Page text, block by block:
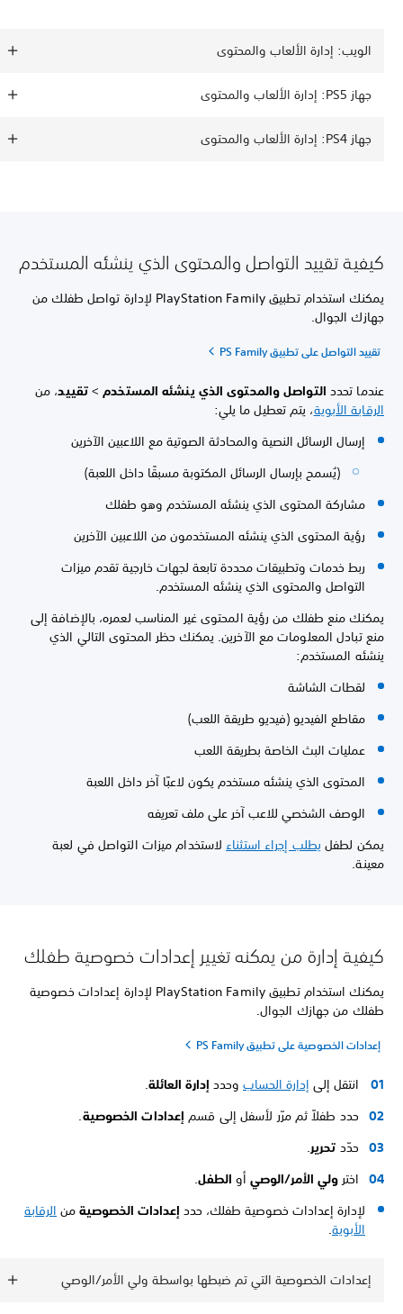
الويب: إدارة الألعاب والمحتوى
جهاز PS5: إدارة الألعاب والمحتوى
جهاز PS4: إدارة الألعاب والمحتوى
كيفية تقييد التواصل والمحتوى الذي ينشئه المستخدم
يمكنك استخدام تطبيق PlayStation Family لإدارة تواصل طفلك من
جهازك الجوال.
تقييد التواصل على تطبيق PS Family
عندما تحددالتواصل والمحتوى الذي ينشئه المستخدم>تقييد، من
الرقابة الأبوية، يتم تعطيل ما يلي:
إرسال الرسائل النصية والمحادثة الصوتية مع اللاعبين الآخرين
(يُسمح بإرسال الرسائل المكتوبة مسبقًا داخل اللعبة)
مشاركة المحتوى الذي ينشئه المستخدم وهو طفلك
رؤية المحتوى الذي ينشئه المستخدمون من اللاعبين الآخرين
ربط خدمات وتطبيقات محددة تابعة لجهات خارجية تقدم ميزات
التواصل والمحتوى الذي ينشئه المستخدم.
يمكنك منع طفلك من رؤية المحتوى غير المناسب لعمره، بالإضافة إلى
منع تبادل المعلومات مع الآخرين. يمكنك حظر المحتوى التالي الذي
ينشئه المستخدم:
لقطات الشاشة
مقاطع الفيديو (فيديو طريقة اللعب)
عمليات البث الخاصة بطريقة اللعب
المحتوى الذي ينشئه مستخدم يكون لاعبًا آخر داخل اللعبة
الوصف الشخصي للاعب آخر على ملف تعريفه
يمكن لطفليطلب إجراء استثناءلاستخدام ميزات التواصل في لعبة
معينة.
كيفية إدارة من يمكنه تغيير إعدادات خصوصية طفلك
يمكنك استخدام تطبيق PlayStation Family لإدارة إعدادات خصوصية
طفلك من جهازك الجوال.
إعدادات الخصوصية على تطبيق PS Family
انتقل إلىإدارة الحساب وحددإدارة العائلة.
حدد طفلاً ثم مرّر لأسفل إلى قسمإعدادات الخصوصية.
حدّدتحرير.
اخترولي الأمر/الوصيأوالطفل.
لإدارة إعدادات خصوصية طفلك، حددإعدادات الخصوصيةمنالرقابة
الأبوية.
إعدادات الخصوصية التي تم ضبطها بواسطة ولي الأمر/الوصي